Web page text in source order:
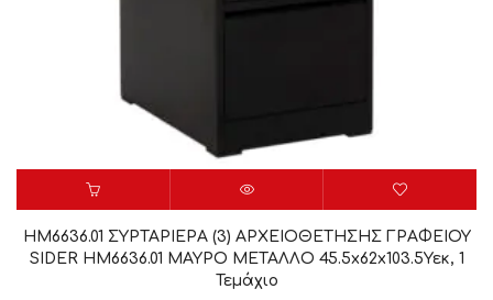
HM6636.01 ΣΥΡΤΑΡΙΕΡΑ (3) ΑΡΧΕΙΟΘΕΤΗΣΗΣ ΓΡΑΦΕΙΟΥ
SIDER HM6636.01 ΜΑΥΡΟ ΜΕΤΑΛΛΟ 45.5x62x103.5Υεκ, 1
Τεμάχιο